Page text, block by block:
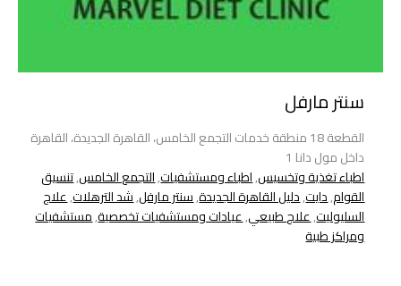
سنتر مارفل
القطعة 18 منطقة خدمات التجمع الخامس، القاهرة الجديدة، القاهرة
داخل مول دانا 1
اطباء تغذية وتخسيس,اطباء ومستشفيات,التجمع الخامس,تنسيق
القوام,دايت,دليل القاهرة الجديدة,سنتر مارفل,شد الترهلات,علاج
السليوليت,علاج طبيعي,عيادات ومستشفيات تخصصية,مستشفيات
ومراكز طبية